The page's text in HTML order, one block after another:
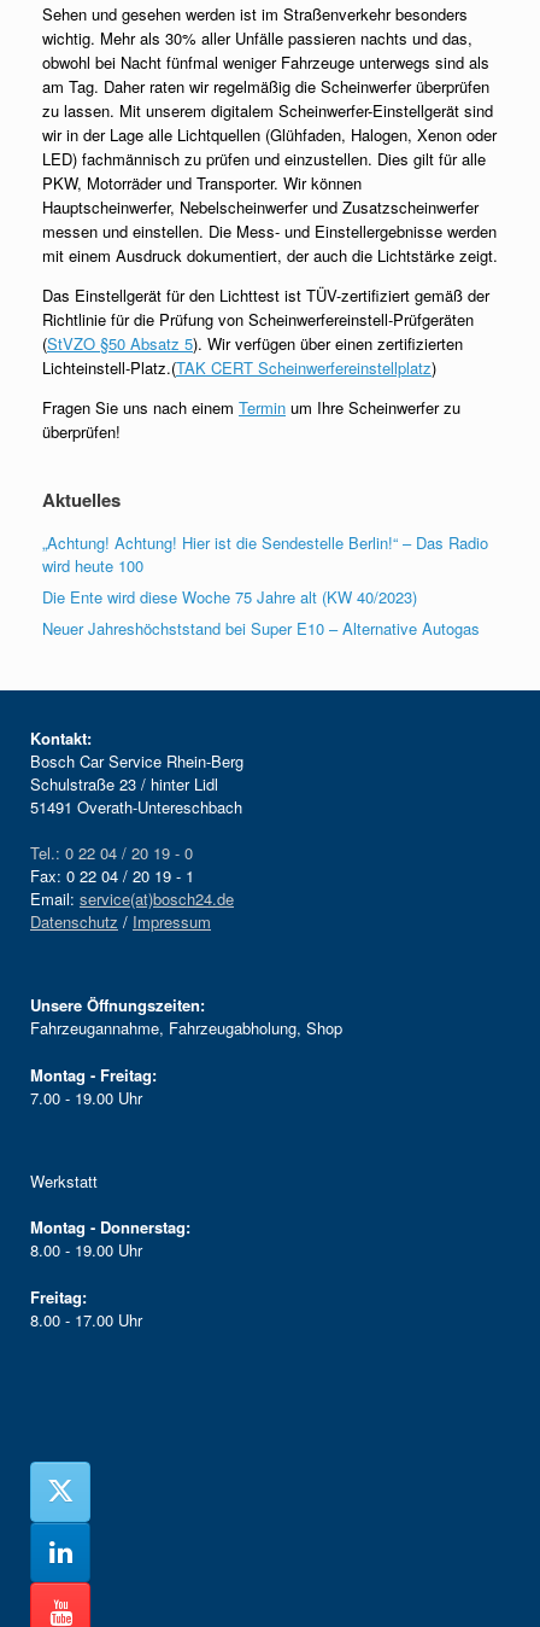
Sehen und gesehen werden ist im Straßenverkehr besonders
wichtig. Mehr als 30% aller Unfälle passieren nachts und das,
obwohl bei Nacht fünfmal weniger Fahrzeuge unterwegs sind als
am Tag. Daher raten wir regelmäßig die Scheinwerfer überprüfen
zu lassen. Mit unserem digitalem Scheinwerfer-Einstellgerät sind
wir in der Lage alle Lichtquellen (Glühfaden, Halogen, Xenon oder
LED) fachmännisch zu prüfen und einzustellen. Dies gilt für alle
PKW, Motorräder und Transporter. Wir können
Hauptscheinwerfer, Nebelscheinwerfer und Zusatzscheinwerfer
messen und einstellen. Die Mess- und Einstellergebnisse werden
mit einem Ausdruck dokumentiert, der auch die Lichtstärke zeigt.
Das Einstellgerät für den Lichttest ist TÜV-zertifiziert gemäß der
Richtlinie für die Prüfung von Scheinwerfereinstell-Prüfgeräten
(StVZO §50 Absatz 5). Wir verfügen über einen zertifizierten
Lichteinstell-Platz.(TAK CERT Scheinwerfereinstellplatz)
Fragen Sie uns nach einem Termin um Ihre Scheinwerfer zu
überprüfen!
Aktuelles
„Achtung! Achtung! Hier ist die Sendestelle Berlin!“ – Das Radio
wird heute 100
Die Ente wird diese Woche 75 Jahre alt (KW 40/2023)
Neuer Jahreshöchststand bei Super E10 – Alternative Autogas
Kontakt:
Bosch Car Service Rhein-Berg
Schulstraße 23 / hinter Lidl
51491 Overath-Untereschbach
Tel.: 0 22 04 / 20 19 - 0
Fax: 0 22 04 / 20 19 - 1
Email: service(at)bosch24.de
Datenschutz / Impressum
Unsere Öffnungszeiten:
Fahrzeugannahme, Fahrzeugabholung, Shop
Montag - Freitag:
7.00 - 19.00 Uhr
Werkstatt
Montag - Donnerstag:
8.00 - 19.00 Uhr
Freitag:
8.00 - 17.00 Uhr